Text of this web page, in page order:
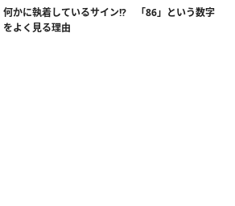
何かに執着しているサイン!? 「86」という数字
をよく見る理由